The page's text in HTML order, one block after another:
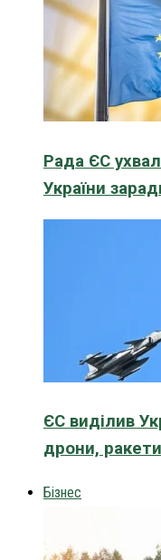
Рада ЄС
України
ЄС виділив
дрони,
Бізнес